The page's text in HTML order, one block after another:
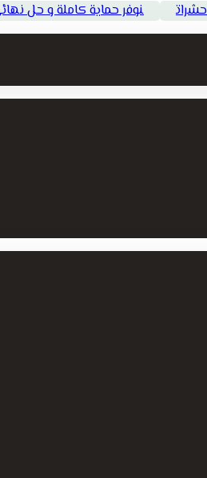
نوفر حماية كاملة و حل